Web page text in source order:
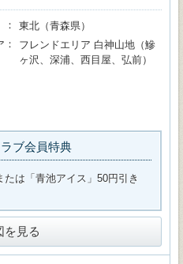
東北（青森県）
フレンドエリア 白神山地（鰺
ヶ沢、深浦、西目屋、弘前）
ブ会員特典
は「青池アイス」50円引き
を見る